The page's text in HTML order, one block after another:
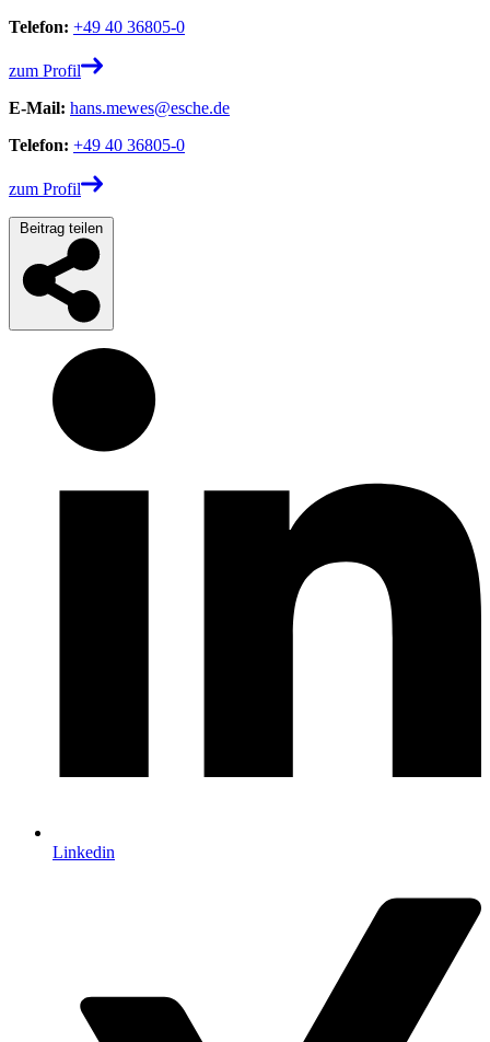
Telefon: +49 40 36805-0
zum Profil
E-Mail: hans.mewes@esche.de
Telefon: +49 40 36805-0
zum Profil
Beitrag teilen
Linkedin